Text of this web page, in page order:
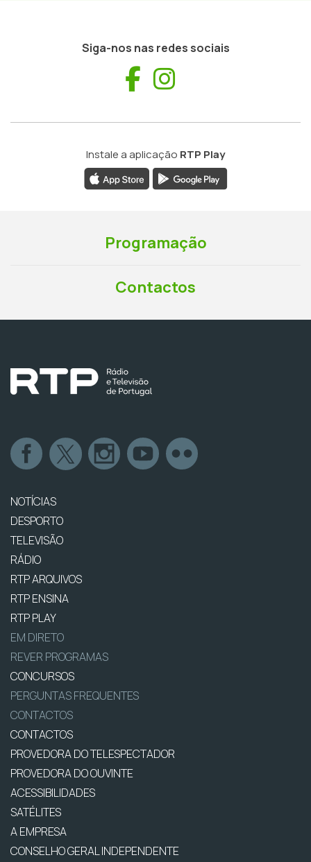
Siga-nos nas redes sociais
Facebook
Instale a aplicação RTP Play
Programação
Contactos
NOTÍCIAS
DESPORTO
TELEVISÃO
RÁDIO
RTP ARQUIVOS
RTP ENSINA
RTP PLAY
EM DIRETO
REVER PROGRAMAS
CONCURSOS
PERGUNTAS FREQUENTES
CONTACTOS
CONTACTOS
PROVEDORA DO TELESPECTADOR
PROVEDORA DO OUVINTE
ACESSIBILIDADES
SATÉLITES
A EMPRESA
CONSELHO GERAL INDEPENDENTE